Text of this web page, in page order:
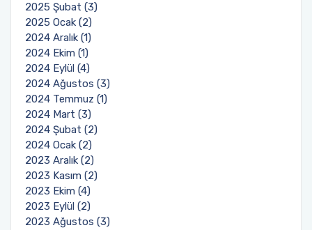
2025 Şubat (3)
2025 Ocak (2)
2024 Aralık (1)
2024 Ekim (1)
2024 Eylül (4)
2024 Ağustos (3)
2024 Temmuz (1)
2024 Mart (3)
2024 Şubat (2)
2024 Ocak (2)
2023 Aralık (2)
2023 Kasım (2)
2023 Ekim (4)
2023 Eylül (2)
2023 Ağustos (3)